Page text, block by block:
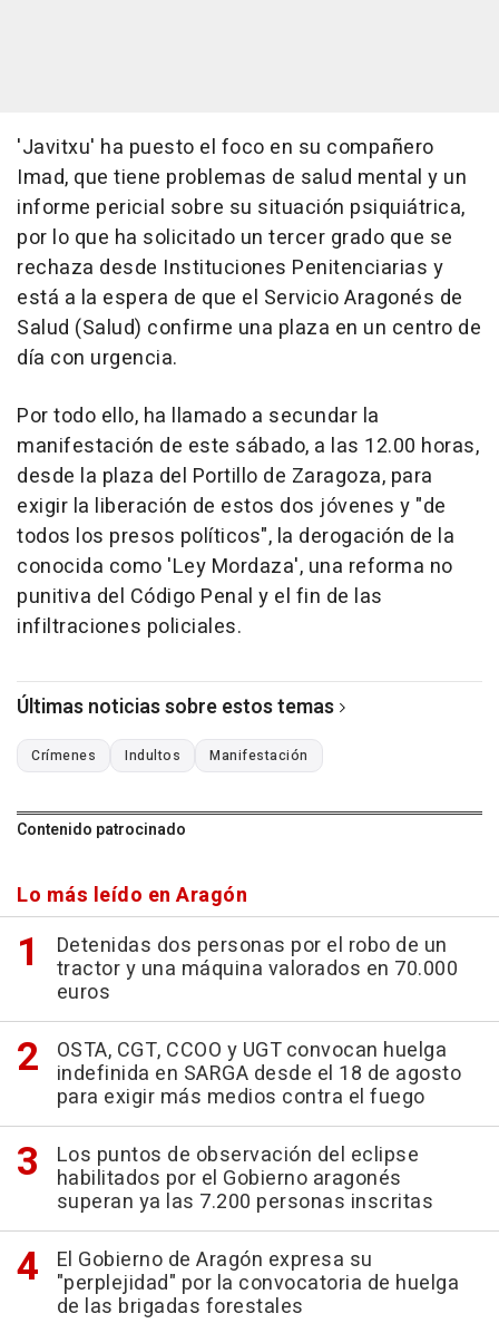
'Javitxu' ha puesto el foco en su compañero
Imad, que tiene problemas de salud mental y un
informe pericial sobre su situación psiquiátrica,
por lo que ha solicitado un tercer grado que se
rechaza desde Instituciones Penitenciarias y
está a la espera de que el Servicio Aragonés de
Salud (Salud) confirme una plaza en un centro de
día con urgencia.
Por todo ello, ha llamado a secundar la
manifestación de este sábado, a las 12.00 horas,
desde la plaza del Portillo de Zaragoza, para
exigir la liberación de estos dos jóvenes y "de
todos los presos políticos", la derogación de la
conocida como 'Ley Mordaza', una reforma no
punitiva del Código Penal y el fin de las
infiltraciones policiales.
Últimas noticias sobre estos temas
Crímenes Indultos Manifestación
Contenido patrocinado
Lo más leído en Aragón
Detenidas dos personas por el robo de un
tractor y una máquina valorados en 70.000
euros
OSTA, CGT, CCOO y UGT convocan huelga
indefinida en SARGA desde el 18 de agosto
para exigir más medios contra el fuego
Los puntos de observación del eclipse
habilitados por el Gobierno aragonés
superan ya las 7.200 personas inscritas
El Gobierno de Aragón expresa su
"perplejidad" por la convocatoria de huelga
de las brigadas forestales